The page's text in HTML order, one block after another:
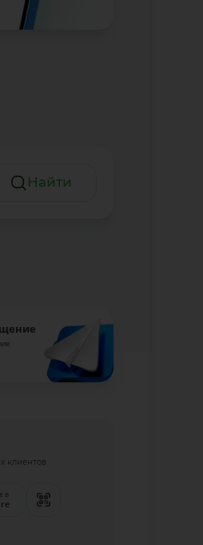
Найти
клиентов
в